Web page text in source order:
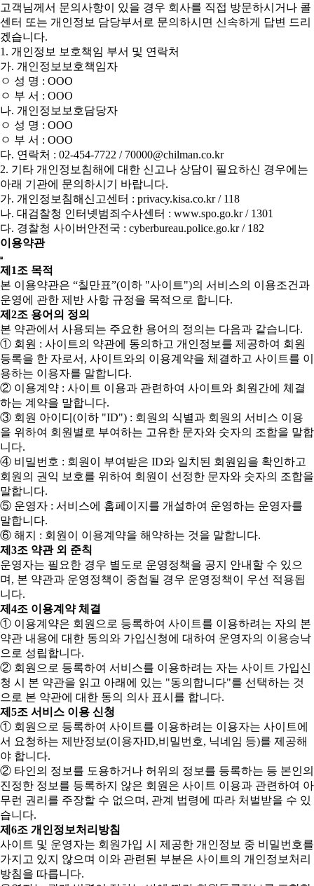
고객님께서 문의사항이 있을 경우 회사를 직접 방문하시거나 콜
센터 또는 개인정보 담당부서로 문의하시면 신속하게 답변 드리
겠습니다.
1. 개인정보 보호책임 부서 및 연락처
가. 개인정보보호책임자
ㅇ 성 명 : OOO
ㅇ 부 서 : OOO
나. 개인정보보호담당자
ㅇ 성 명 : OOO
ㅇ 부 서 : OOO
다. 연락처 : 02-454-7722 / 70000@chilman.co.kr
2. 기타 개인정보침해에 대한 신고나 상담이 필요하신 경우에는
아래 기관에 문의하시기 바랍니다.
가. 개인정보침해신고센터 : privacy.kisa.co.kr / 118
나. 대검찰청 인터넷범죄수사센터 : www.spo.go.kr / 1301
다. 경찰청 사이버안전국 : cyberbureau.police.go.kr / 182
이용약관
제1조 목적
본 이용약관은 “칠만표”(이하 "사이트")의 서비스의 이용조건과
운영에 관한 제반 사항 규정을 목적으로 합니다.
제2조 용어의 정의
본 약관에서 사용되는 주요한 용어의 정의는 다음과 같습니다.
① 회원 : 사이트의 약관에 동의하고 개인정보를 제공하여 회원
등록을 한 자로서, 사이트와의 이용계약을 체결하고 사이트를 이
용하는 이용자를 말합니다.
② 이용계약 : 사이트 이용과 관련하여 사이트와 회원간에 체결
하는 계약을 말합니다.
③ 회원 아이디(이하 "ID") : 회원의 식별과 회원의 서비스 이용
을 위하여 회원별로 부여하는 고유한 문자와 숫자의 조합을 말합
니다.
④ 비밀번호 : 회원이 부여받은 ID와 일치된 회원임을 확인하고
회원의 권익 보호를 위하여 회원이 선정한 문자와 숫자의 조합을
말합니다.
⑤ 운영자 : 서비스에 홈페이지를 개설하여 운영하는 운영자를
말합니다.
⑥ 해지 : 회원이 이용계약을 해약하는 것을 말합니다.
제3조 약관 외 준칙
운영자는 필요한 경우 별도로 운영정책을 공지 안내할 수 있으
며, 본 약관과 운영정책이 중첩될 경우 운영정책이 우선 적용됩
니다.
제4조 이용계약 체결
① 이용계약은 회원으로 등록하여 사이트를 이용하려는 자의 본
약관 내용에 대한 동의와 가입신청에 대하여 운영자의 이용승낙
으로 성립합니다.
② 회원으로 등록하여 서비스를 이용하려는 자는 사이트 가입신
청 시 본 약관을 읽고 아래에 있는 "동의합니다"를 선택하는 것
으로 본 약관에 대한 동의 의사 표시를 합니다.
제5조 서비스 이용 신청
① 회원으로 등록하여 사이트를 이용하려는 이용자는 사이트에
서 요청하는 제반정보(이용자ID,비밀번호, 닉네임 등)를 제공해
야 합니다.
② 타인의 정보를 도용하거나 허위의 정보를 등록하는 등 본인의
진정한 정보를 등록하지 않은 회원은 사이트 이용과 관련하여 아
무런 권리를 주장할 수 없으며, 관계 법령에 따라 처벌받을 수 있
습니다.
제6조 개인정보처리방침
사이트 및 운영자는 회원가입 시 제공한 개인정보 중 비밀번호를
가지고 있지 않으며 이와 관련된 부분은 사이트의 개인정보처리
방침을 따릅니다.